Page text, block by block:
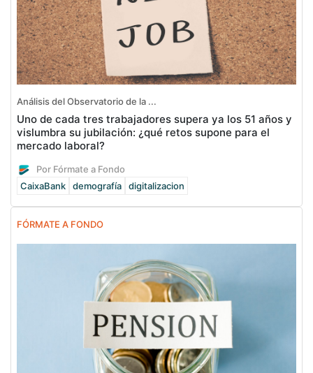
Análisis del Observatorio de la ...
Uno de cada tres trabajadores supera ya los 51 años y
vislumbra su jubilación: ¿qué retos supone para el
mercado laboral?
Por Fórmate a Fondo
CaixaBank
demografía digitalizacion
FÓRMATE A FONDO